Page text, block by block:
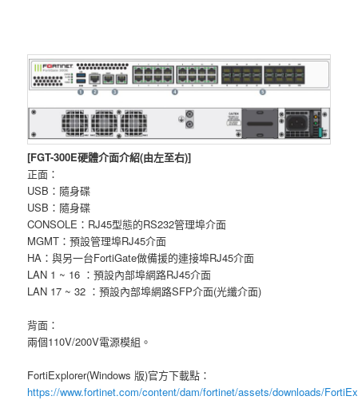
[FGT-300E硬體介面介紹(由左至右)]
正面：
USB：隨身碟
USB：隨身碟
CONSOLE：RJ45型態的RS232管理埠介面
MGMT：預設管理埠RJ45介面
HA：與另一台FortiGate做備援的連接埠RJ45介面
LAN 1 ~ 16 ：預設內部埠網路RJ45介面
LAN 17 ~ 32 ：預設內部埠網路SFP介面(光纖介面)
背面：
兩個110V/200V電源模組。
FortiExplorer(Windows 版)官方下載點：
https://www.fortinet.com/content/dam/fortinet/assets/downloads/